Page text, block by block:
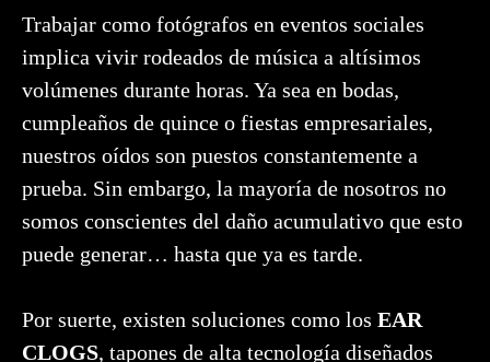
Trabajar como fotógrafos en eventos sociales
implica vivir rodeados de música a altísimos
volúmenes durante horas. Ya sea en bodas,
cumpleaños de quince o fiestas empresariales,
nuestros oídos son puestos constantemente a
prueba. Sin embargo, la mayoría de nosotros no
somos conscientes del daño acumulativo que esto
puede generar… hasta que ya es tarde.
Por suerte, existen soluciones como los EAR
CLOGS, tapones de alta tecnología diseñados